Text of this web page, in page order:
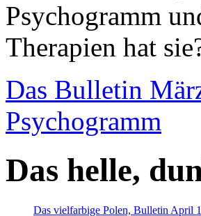
Psychogramm
Therapien hat
Das Bulletin
Psychogramm
Das helle,
Das vielfarbige Polen, Bulletin April